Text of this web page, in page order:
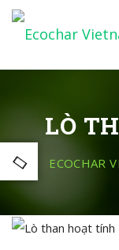
LÒ
ECOCHAR